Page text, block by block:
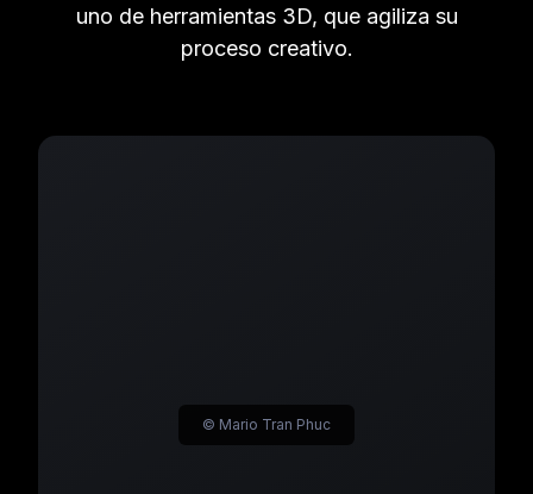
uno de herramientas 3D, que agiliza su
proceso creativo.
© Mario Tran Phuc